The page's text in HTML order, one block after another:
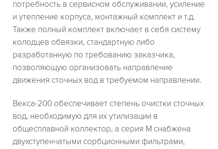
потребность в сервисном обслуживании, усиление
и утепление корпуса, монтажный комплект и т.д.
Также полный комплект включает в себя систему
колодцев обвязки, стандартную либо
разработанную по требованию заказчика,
позволяющую организовать направление
движения сточных вод в требуемом направлении.
Векса-200 обеспечивает степень очистки сточных
вод, необходимую для их утилизации в
общесплавной коллектор, а серия М снабжена
двухступенчатыми сорбционными фильтрами,